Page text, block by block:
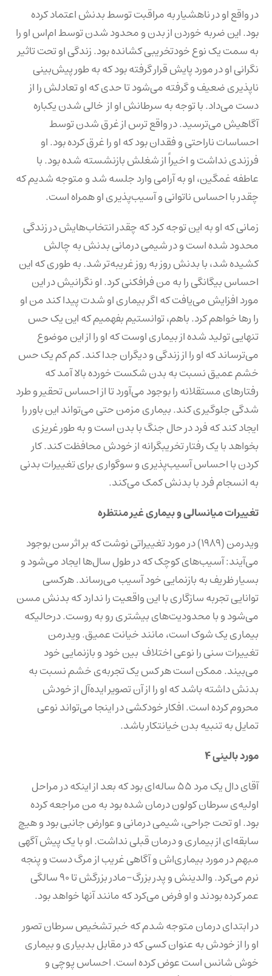
در واقع او در ناهشیار به مراقبت توسط بدنش اعتماد کرده
بود. این ضربه خوردن از بدن و محدود شدن توسط ام‌اس او را
به سمت یک نوع خودتخریبی کشانده بود. زندگی او تحت تاثیر
نگرانی او در مورد پایش قرار گرفته بود که به طور پیش‌بینی
ناپذیری ضعیف و گرفته می‌شود تا حدی که او تعادلش را از
دست می‌داد. با توجه به سرطانش او از خالی شدن یکباره
آگاهیش می‌ترسید. در واقع ترس از غرق شدن توسط
احساسات ناراحتی و فقدان بود که او را غرق کرده بود. او
فرزندی نداشت و اخیراً از شغلش بازنشسته شده بود. با
عاطفه غمگین، او به آرامی وارد جلسه شد و متوجه شدیم که
چقدر با احساس ناتوانی و آسیب‌پذیری او همراه است.
زمانی که او به این توجه کرد که چقدر انتخاب‌هایش در زندگی
محدود شده است و در شیمی درمانی بدنش به چالش
کشیده شد، با بدنش روز به روز غریبه‌تر شد. به طوری که این
احساس بیگانگی را به من فرافکنی کرد. او نگرانیش در این
مورد افزایش می‌یافت که اگر بیماری او شدت پیدا کند من او
را رها خواهم کرد. باهم، توانستیم بفهمیم که این یک حس
تنهایی تولید شده از بیماری اوست که او را از این موضوع
می‌ترساند که او را از زندگی و دیگران جدا کند. کم کم یک حس
خشم عمیق نسبت به بدن شکست خورده بالا آمد که
رفتارهای مستقلانه را بوجود می‌آورد تا از احساس تحقیر و طرد
شدگی جلوگیری کند. بیماری مزمن حتی می‌تواند این باور را
ایجاد کند که فرد در حال جنگ با بدن است و به طور غریزی
بخواهد با یک رفتار تخریبگرانه از خودش محافظت کند. کار
کردن با احساس آسیب‌پذیری و سوگواری برای تغییرات بدنی
به انسجام فرد با بدنش کمک می‌کند.
تغییرات میانسالی و بیماری غیر منتظره
ویدرمن (۱۹۸۹) در مورد تغییراتی نوشت که بر اثر سن بوجود
می‌آیند: آسیب‌های کوچک که در طول سال‌ها ایجاد می‌شود و
بسیار ظریف به بازنمایی خود آسیب می‌رساند. هرکسی
توانایی تجربه سازگاری با این واقعیت را ندارد که بدنش مسن
می‌شود و با محدودیت‌های بیشتری رو به روست. درحالیکه
بیماری یک شوک است، مانند خیانت عمیق. ویدرمن
تغییرات سنی را نوعی اختلاف بین خود و بازنمایی خود
می‌بیند. ممکن است هر کس یک تجربه‌ی خشم نسبت به
بدنش داشته باشد که او را از آن تصویر ایده‌آل از خودش
محروم کرده است. افکار خودکشی در اینجا می‌تواند نوعی
تمایل به تنبیه بدن خیانتکار باشد.
مورد بالینی ۴
آقای دال یک مرد ۵۵ ساله‌ای بود که بعد از اینکه در مراحل
اولیه‌ی سرطان کولون درمان شده بود به من مراجعه کرده
بود. او تحت جراحی، شیمی درمانی و عوارض جانبی بود و هیچ
سابقه‌ای از بیماری و درمان قبلی نداشت. او با یک پیش آگهی
مبهم در مورد بیماری‌اش و آگاهی غریب از مرگ دست و پنجه
نرم می‌کرد. والدینش و پدر بزرگ-مادر بزرگش تا ۹۰ سالگی
عمر کرده بودند و او فرض می‌کرد که مانند آنها خواهد بود.
در ابتدای درمان متوجه شدم که خبر تشخیص سرطان تصور
او را از خودش به عنوان کسی که در مقابل بدبیاری و بیماری
خوش شانس است عوض کرده است. احساس پوچی و